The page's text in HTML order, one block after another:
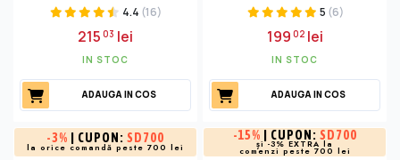
4.4 (16)
21503 lei
IN STOC
ADAUGA IN COS
5 (6)
19902lei
IN STOC
ADAUGA IN COS
-3% | CUPON: SD700
la orice comandă peste 700 lei
-15% | CUPON: SD700
și -3% EXTRA la
comenzi peste 700 lei